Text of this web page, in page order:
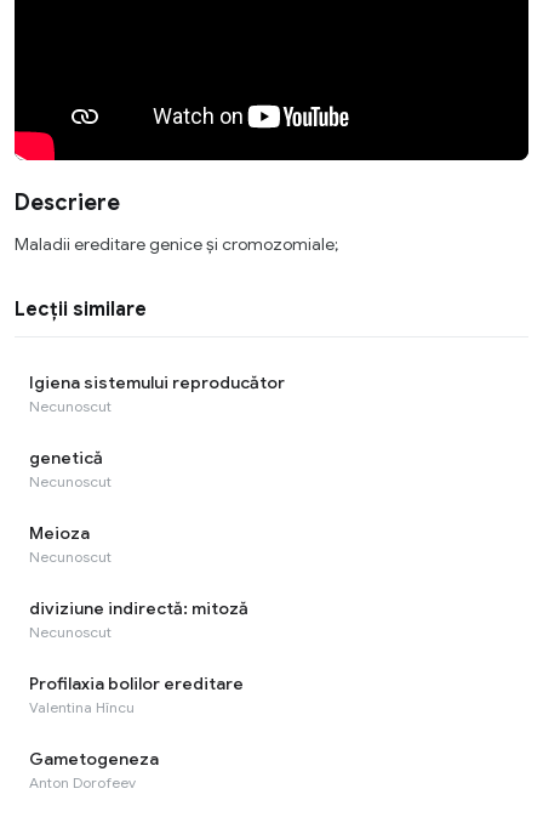
Descriere
Maladii ereditare genice şi cromozomiale;
Lecții similare
Igiena sistemului reproducător
Necunoscut
genetică
Necunoscut
Meioza
Necunoscut
diviziune indirectă: mitoză
Necunoscut
Profilaxia bolilor ereditare
Valentina Hîncu
Gametogeneza
Anton Dorofeev